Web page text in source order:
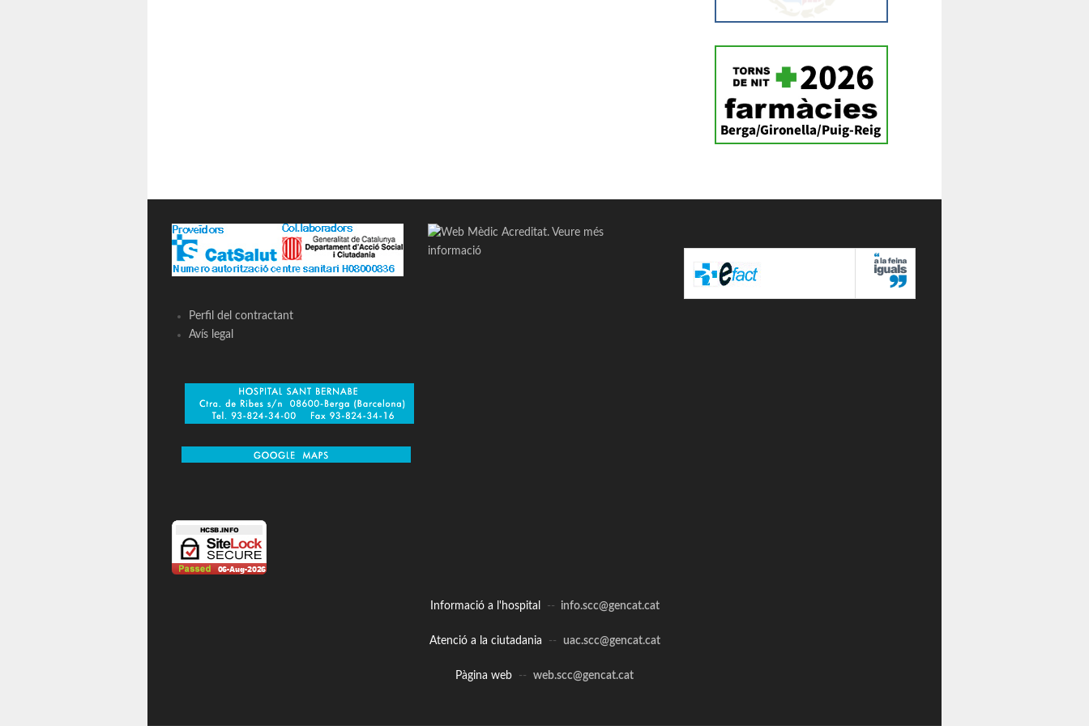
Perfil del contractant
Avís legal
Informació a l'hospital -- info.scc@gencat.cat
Atenció a la ciutadania -- uac.scc@gencat.cat
Pàgina web -- web.scc@gencat.cat